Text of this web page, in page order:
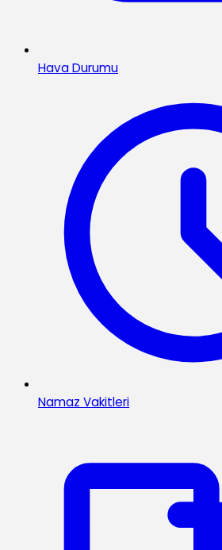
Hava Durumu
Namaz Vakitleri